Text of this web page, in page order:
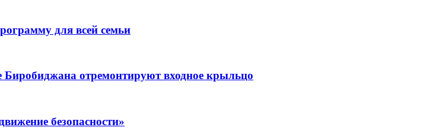
для всей семьи
отремонтируют входное крыльцо
безопасности»